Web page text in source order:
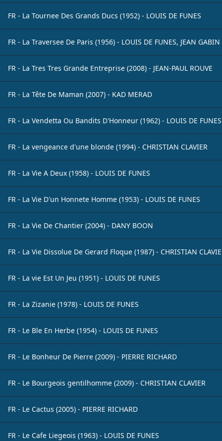
FR - La Tournee Des Grands Ducs (1952) - LOUIS DE FUNES
FR - La Traversee De Paris (1956) - LOUIS DE FUNES, JEAN GABIN
FR - La Tres Tres Grande Entreprise (2008) - JEAN-PAUL ROUVE
FR - La Tête De Maman (2007) - KAD MERAD
FR - La Vendetta Ou Bandits D'Honneur (1962) - LOUIS DE FUNES
FR - La vengeance d'une blonde (1994) - CHRISTIAN CLAVIER
FR - La Vie A Deux (1958) - LOUIS DE FUNES
FR - La Vie D'un Honnete Homme (1953) - LOUIS DE FUNES
FR - La Vie De Chantier (2004) - DANY BOON
FR - La Vie Dissolue De Gerard Floque (1987) - CHRISTIAN
FR - La vie Est Un Jeu (1951) - LOUIS DE FUNES
FR - La Zizanie (1978) - LOUIS DE FUNES
FR - Le Ble En Herbe (1954) - LOUIS DE FUNES
FR - Le Bonheur De Pierre (2009) - PIERRE RICHARD
FR - Le Bourgeois gentilhomme (2009) - CHRISTIAN CLAVIER
FR - Le Cactus (2005) - PIERRE RICHARD
FR - Le Cafe Liegeois (1963) - LOUIS DE FUNES